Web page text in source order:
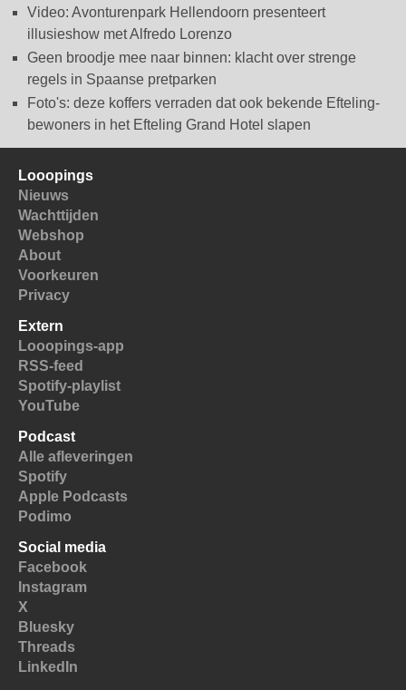
Video: Avonturenpark Hellendoorn presenteert
illusieshow met Alfredo Lorenzo
Geen broodje mee naar binnen: klacht over strenge
regels in Spaanse pretparken
Foto's: deze koffers verraden dat ook bekende Efteling-
bewoners in het Efteling Grand Hotel slapen
Looopings
Nieuws
Wachttijden
Webshop
About
Voorkeuren
Privacy
Extern
Looopings-app
RSS-feed
Spotify-playlist
YouTube
Podcast
Alle afleveringen
Spotify
Apple Podcasts
Podimo
Social media
Facebook
Instagram
X
Bluesky
Threads
LinkedIn